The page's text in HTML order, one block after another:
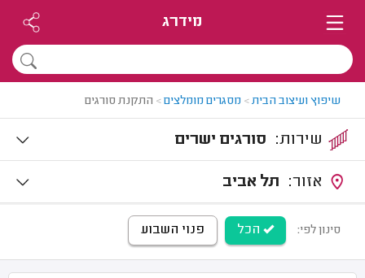
מידרג
שיפוץ ועיצוב הבית> מסגרים מומלצים> התקנת סורגים
סורגים ישרים
תל אביב
סינון לפי: הכל פנוי השבוע